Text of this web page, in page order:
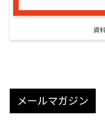
資
メールマガジン